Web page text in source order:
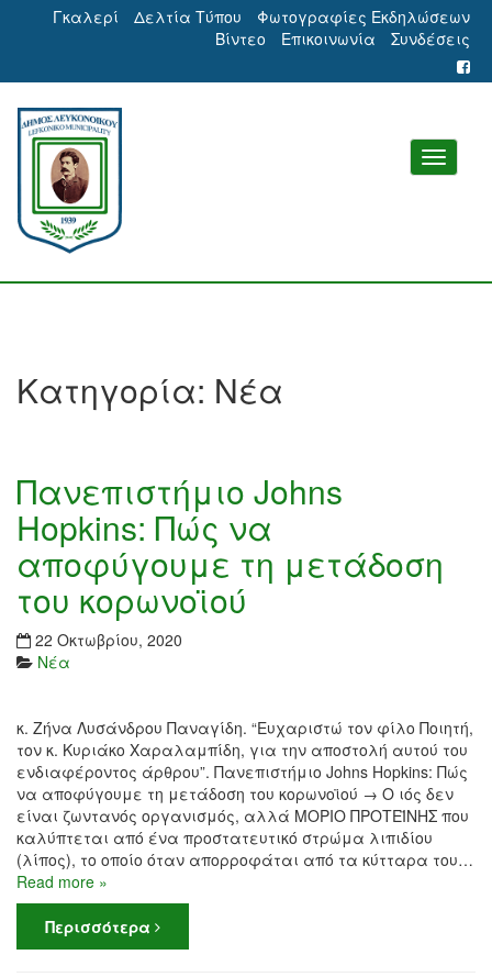
Γκαλερί Δελτία Τύπου
Φωτογραφίες Εκδηλώσεων
Βίντεο
Επικοινωνία Συνδέσεις
Κατηγορία: Νέα
Πανεπιστήμιο Johns
Hopkins: Πώς να
αποφύγουμε τη μετάδοση
του κορωνοϊού
22 Οκτωβρίου, 2020
Νέα
κ. Ζήνα Λυσάνδρου Παναγίδη. “Ευχαριστώ τον φίλο Ποιητή,
τον κ. Κυριάκο Χαραλαμπίδη, για την αποστολή αυτού του
ενδιαφέροντος άρθρου”. Πανεπιστήμιο Johns Hopkins: Πώς
να αποφύγουμε τη μετάδοση του κορωνοϊού → Ο ιός δεν
είναι ζωντανός οργανισμός, αλλά ΜΟΡΙΟ ΠΡΟΤΕΪΝΗΣ που
καλύπτεται από ένα προστατευτικό στρώμα λιπιδίου
(λίπος), το οποίο όταν απορροφάται από τα κύτταρα του…
Read more »
Περισσότερα